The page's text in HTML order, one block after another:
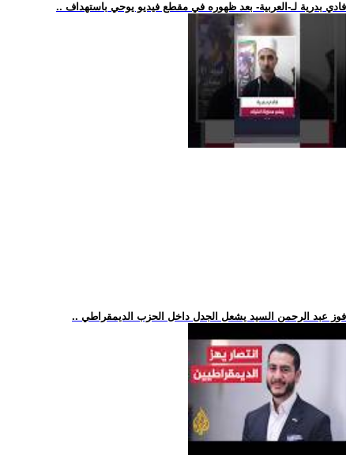
.. فادي بدرية لـ-العربية- بعد ظهوره في مقطع فيديو يوحي باستهداف
.. فوز عبد الرحمن السيد يشعل الجدل داخل الحزب الديمقراطي